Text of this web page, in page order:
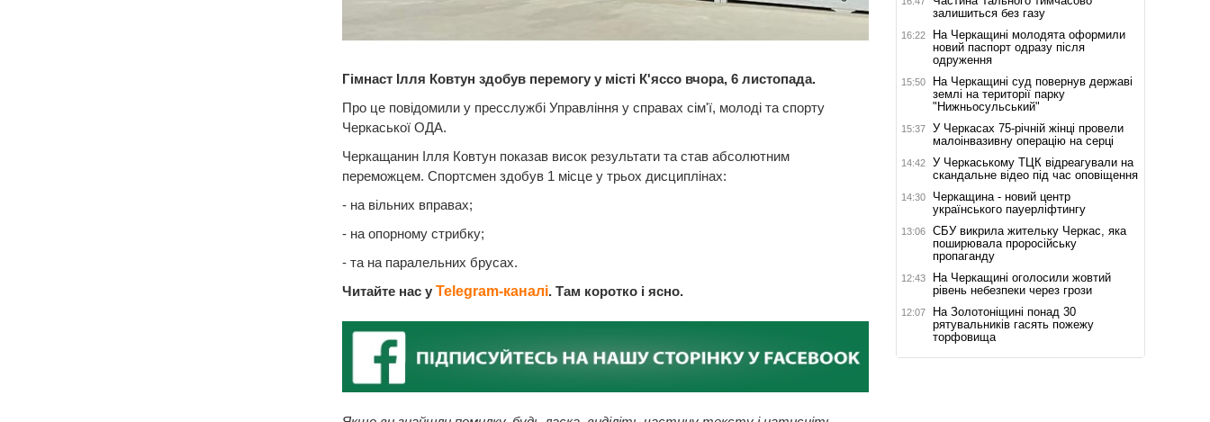
Гімнаст Ілля Ковтун здобув перемогу у місті К'яссо вчора, 6 листопада.
Про це повідомили у пресслужбі Управління у справах сім'ї, молоді та спорту
Черкаської ОДА.
Черкащанин Ілля Ковтун показав висок результати та став абсолютним
переможцем. Спортсмен здобув 1 місце у трьох дисциплінах:
- на вільних вправах;
- на опорному стрибку;
- та на паралельних брусах.
Читайте нас у Telegram-каналі. Там коротко і ясно.
залишиться без газу
16:22
На Черкащині молодята оформили
новий паспорт одразу після
одруження
15:50
На Черкащині суд повернув державі
землі на території парку
"Нижньосульський"
15:37
У Черкасах 75-річній жінці провели
малоінвазивну операцію на серці
14:42
У Черкаському ТЦК відреагували на
скандальне відео під час оповіщення
14:30
Черкащина - новий центр
українського пауерліфтингу
13:06
СБУ викрила жительку Черкас, яка
поширювала проросійську
пропаганду
12:43
На Черкащині оголосили жовтий
рівень небезпеки через грози
12:07
На Золотоніщині понад 30
рятувальників гасять пожежу
торфовища